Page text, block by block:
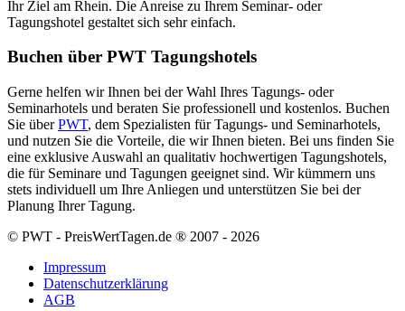
Ihr Ziel am Rhein. Die Anreise zu Ihrem Seminar- oder
Tagungshotel gestaltet sich sehr einfach.
Buchen über PWT Tagungshotels
Gerne helfen wir Ihnen bei der Wahl Ihres Tagungs- oder
Seminarhotels und beraten Sie professionell und kostenlos. Buchen
Sie überPWT, dem Spezialisten für Tagungs- und Seminarhotels,
und nutzen Sie die Vorteile, die wir Ihnen bieten. Bei uns finden Sie
eine exklusive Auswahl an qualitativ hochwertigen Tagungshotels,
die für Seminare und Tagungen geeignet sind. Wir kümmern uns
stets individuell um Ihre Anliegen und unterstützen Sie bei der
Planung Ihrer Tagung.
© PWT - PreisWertTagen.de ® 2007 - 2026
Impressum
Datenschutzerklärung
AGB